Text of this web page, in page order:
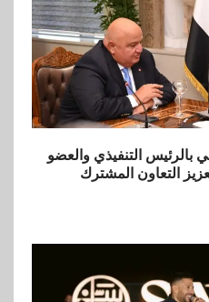
بالرئيس التنفيذي والعضو